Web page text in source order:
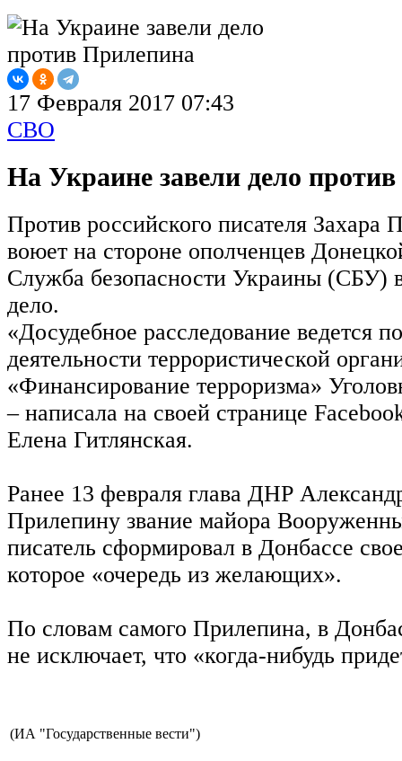
17 Февраля 2017 07:43
СВО
На Украине завели дело
Против российского писателя Захара
воюет на стороне ополченцев
Служба безопасности Украины (СБУ)
дело.
«Досудебное расследование ведется
деятельности террористической
«Финансирование терроризма»
– написала на своей странице
Елена Гитлянская.
Ранее 13 февраля глава ДНР
Прилепину звание майора
писатель сформировал в Донбассе
которое «очередь из желающих».
По словам самого Прилепина, в
не исключает, что «когда-нибудь
(ИА "Государственные вести")